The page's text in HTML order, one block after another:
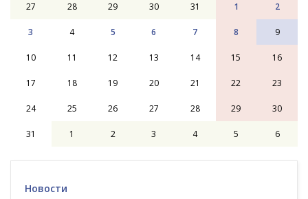
27 28 29 30 31 1 2
3 4 5 6 7 8 9
10 11 12 13 14 15 16
17 18 19 20 21 22 23
24 25 26 27 28 29 30
31 1 2 3 4 5 6
Новости